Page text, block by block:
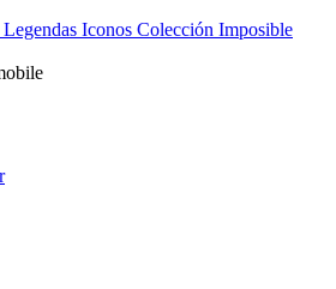
Legendas Iconos Colección Imposible